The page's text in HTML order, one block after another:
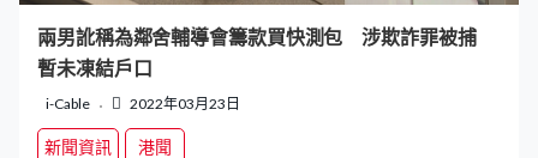
兩男訛稱為鄰舍輔導會籌款買快測包 涉欺詐罪被捕
暫未凍結戶口
i-Cable 2022年03月23日
新聞資訊 港聞